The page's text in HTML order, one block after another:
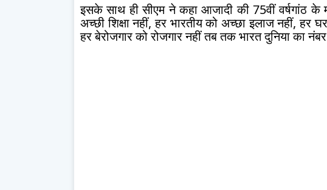
इसके साथ ही सीएम ने कहा आजादी की 75वीं वर्षगांठ
अच्छी शिक्षा नहीं, हर भारतीय को अच्छा इलाज नहीं, हर
हर बेरोजगार को रोजगार नहीं तब तक भारत दुनिया का नंबर